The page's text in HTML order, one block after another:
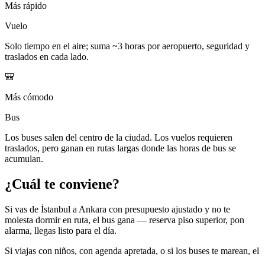
Más rápido
Vuelo
Solo tiempo en el aire; suma ~3 horas por aeropuerto, seguridad y
traslados en cada lado.
🎒
Más cómodo
Bus
Los buses salen del centro de la ciudad. Los vuelos requieren
traslados, pero ganan en rutas largas donde las horas de bus se
acumulan.
¿Cuál te conviene?
Si vas de İstanbul a Ankara con presupuesto ajustado y no te
molesta dormir en ruta, el bus gana — reserva piso superior, pon
alarma, llegas listo para el día.
Si viajas con niños, con agenda apretada, o si los buses te marean, el